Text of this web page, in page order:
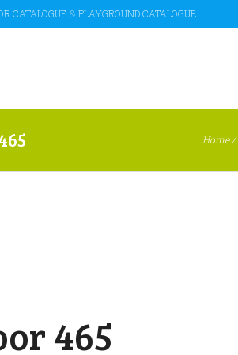
CATALOGUE & PLAYGROUND CATALOGUE
Home/
465